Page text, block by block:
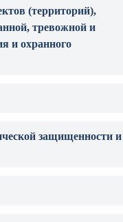
(территорий),
тревожной и
и охранного
защищенности и